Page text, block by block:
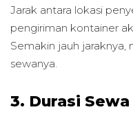
Jarak antara lokasi
pengiriman kontainer
Semakin jauh jaraknya,
sewanya.
3. Durasi Sewa